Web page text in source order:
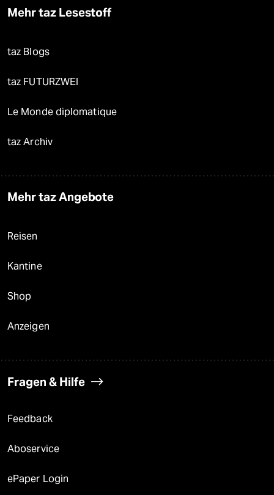
Mehr taz Lesestoff
taz Blogs
taz FUTURZWEI
Le Monde diplomatique
taz Archiv
Mehr taz Angebote
Reisen
Kantine
Shop
Anzeigen
Fragen & Hilfe
Feedback
Aboservice
ePaper Login